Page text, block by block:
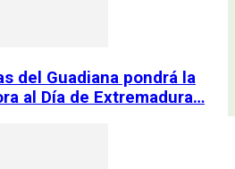
del Guadiana pondrá la
al Día de Extremadura…